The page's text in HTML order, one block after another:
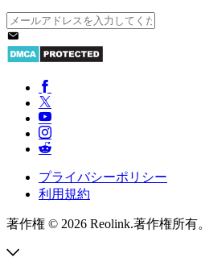
プライバシーポリシー
利用規約
著作権 © 2026 Reolink.著作権所有。